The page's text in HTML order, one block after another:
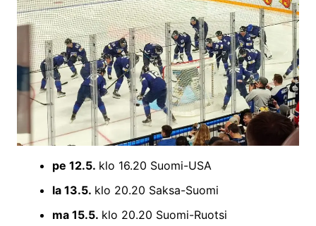
pe 12.5. klo 16.20 Suomi-USA
la 13.5. klo 20.20 Saksa-Suomi
ma 15.5. klo 20.20 Suomi-Ruotsi